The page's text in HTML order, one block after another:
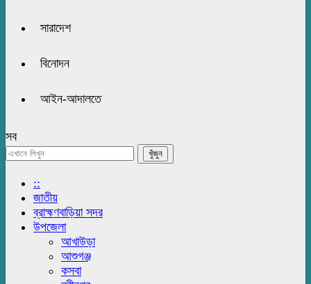
সারাদেশ
বিনোদন
আইন-আদালতে
সব
::
জাতীয়
ব্রাহ্মণবাড়িয়া সদর
উপজেলা
আখাউড়া
আশুগঞ্জ
কসবা